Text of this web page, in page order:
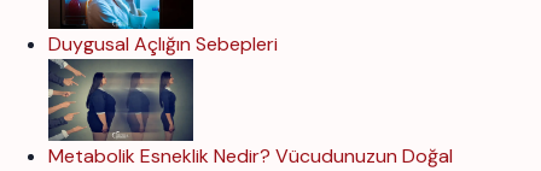
Duygusal Açlığın Sebepleri
Metabolik Esneklik Nedir? Vücudunuzun Doğal